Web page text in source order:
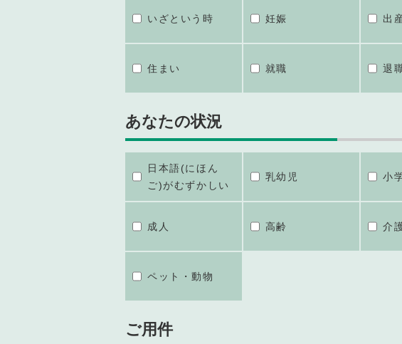
いざという時 妊娠 出
住まい 就職 退
あなたの状況
日本語(にほん
ご)がむずかしい
乳幼児 小
成人 高齢 介
ペット・動物
ご用件